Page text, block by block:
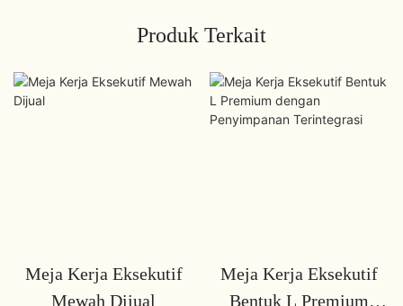
Produk Terkait
Meja Kerja Eksekutif
Mewah Dijual
Meja Kerja Eksekutif
Bentuk L Premium